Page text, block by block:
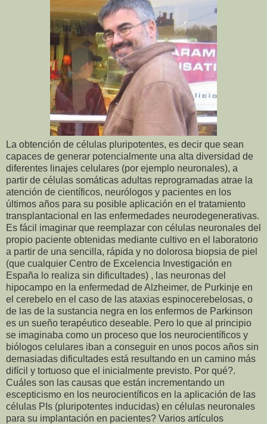
La obtención de células pluripotentes, es decir que sean
capaces de generar potencialmente una alta diversidad de
diferentes linajes celulares (por ejemplo neuronales), a
partir de células somáticas adultas reprogramadas atrae la
atención de científicos, neurólogos y pacientes en los
últimos años para su posible aplicación en el tratamiento
transplantacional en las enfermedades neurodegenerativas.
Es fácil imaginar que reemplazar con células neuronales del
propio paciente obtenidas mediante cultivo en el laboratorio
a partir de una sencilla, rápida y no dolorosa biopsia de piel
(que cualquier Centro de Excelencia Investigación en
España lo realiza sin dificultades) , las neuronas del
hipocampo en la enfermedad de Alzheimer, de Purkinje en
el cerebelo en el caso de las ataxias espinocerebelosas, o
de las de la sustancia negra en los enfermos de Parkinson
es un sueño terapéutico deseable. Pero lo que al principio
se imaginaba como un proceso que los neurocientíficos y
biólogos celulares iban a conseguir en unos pocos años sin
demasiadas dificultades está resultando en un camino más
difícil y tortuoso que el inicialmente previsto. Por qué?.
Cuáles son las causas que están incrementando un
escepticismo en los neurocientíficos en la aplicación de las
células PIs (pluripotentes inducidas) en células neuronales
para su implantación en pacientes? Varios artículos